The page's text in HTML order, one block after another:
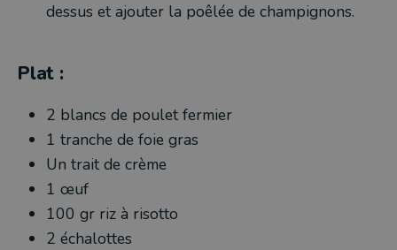
dessus et ajouter la poêlée de champignons.
Plat :
2 blancs de poulet fermier
1 tranche de foie gras
Un trait de crème
1 œuf
100 gr riz à risotto
2 échalottes